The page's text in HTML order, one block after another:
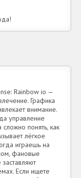
Rainbow io —
Графика
внимание.
управление
понять, как
лёгкое
играешь на
фановые
Если ищете